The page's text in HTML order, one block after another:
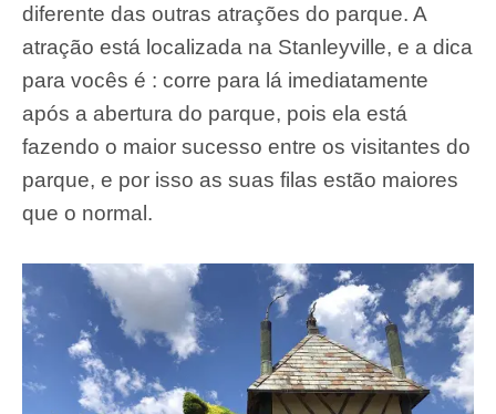
diferente das outras atrações do parque. A
atração está localizada na Stanleyville, e a dica
para vocês é : corre para lá imediatamente
após a abertura do parque, pois ela está
fazendo o maior sucesso entre os visitantes do
parque, e por isso as suas filas estão maiores
que o normal.